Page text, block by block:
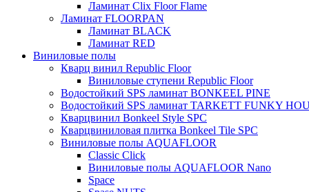
Ламинат Clix Floor Flame
Ламинат FLOORPAN
Ламинат BLACK
Ламинат RED
Виниловые полы
Кварц винил Republic Floor
Виниловые ступени Republic Floor
Водостойкий SPS ламинат BONKEEL PINE
Водостойкий SPS ламинат TARKETT FUNKY
Кварцвинил Bonkeel Style SPC
Кварцвиниловая плитка Bonkeel Tile SPC
Виниловые полы AQUAFLOOR
Classic Click
Виниловые полы AQUAFLOOR Nano
Space